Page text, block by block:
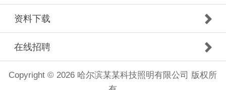
资料下载
在线招聘
Copyright © 2026 哈尔滨某某科技照明有限公司 版权所